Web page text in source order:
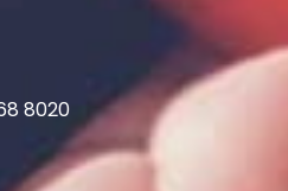
8020